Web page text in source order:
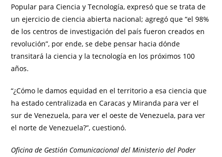
Popular para Ciencia y Tecnología, expresó que se trata de
un ejercicio de ciencia abierta nacional; agregó que “el 98%
de los centros de investigación del país fueron creados en
revolución”, por ende, se debe pensar hacia dónde
transitará la ciencia y la tecnología en los próximos 100
años.
“¿Cómo le damos equidad en el territorio a esa ciencia que
ha estado centralizada en Caracas y Miranda para ver el
sur de Venezuela, para ver el oeste de Venezuela, para ver
el norte de Venezuela?”, cuestionó.
Oficina de Gestión Comunicacional del Ministerio del Poder